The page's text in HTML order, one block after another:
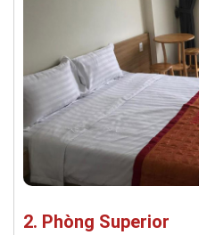
2. Phòng Superior